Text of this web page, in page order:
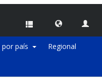
por país Regional